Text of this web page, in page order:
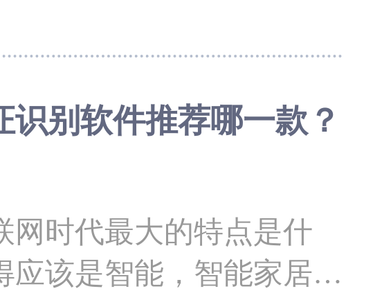
的行驶证ocr识别软件，
用
文档、书籍、表格、说
识别软件推荐哪一款？
时代最大的特点是什
应该是智能，智能家居、